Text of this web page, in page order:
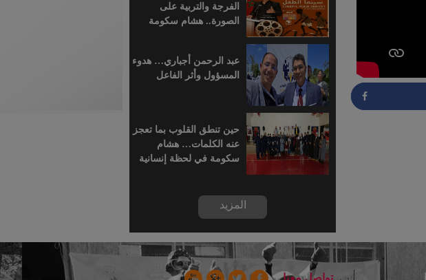
الفرجة والتربية على
الصورة.. هشام سكومة
عبد الرحمن أجباري… هدوء
المسؤول وأثر الفاعل
حين تنطق القلوب بما تعجز
عنه الكلمات… هشام
سكومة في لحظة إنسانية
المزيد
تواصل معنا